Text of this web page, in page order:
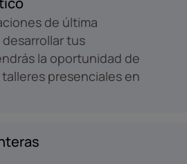
de última
tus
la oportunidad de
presenciales en